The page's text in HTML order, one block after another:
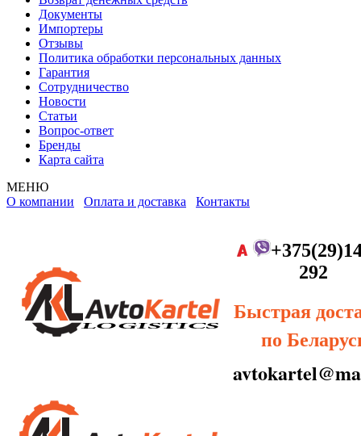
Документы
Импортеры
Отзывы
Политика обработки персональных данных
Гарантия
Сотрудничество
Новости
Статьи
Вопрос-ответ
Бренды
Карта сайта
МЕНЮ
О компании Оплата и доставка Контакты
292
Быстрая
по